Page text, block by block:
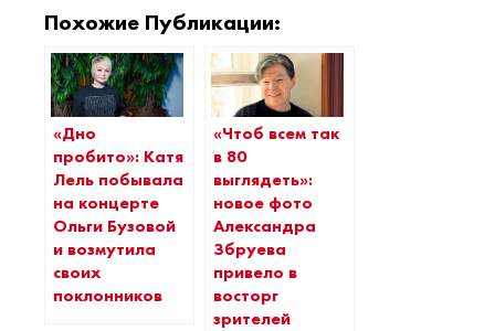
Похожие Публикации:
«Дно
пробито»: Катя
Лель побывала
на концерте
Ольги Бузовой
и возмутила
своих
поклонников
«Чтоб всем так
в 80
выглядеть»:
новое фото
Александра
Збруева
привело в
восторг
зрителей